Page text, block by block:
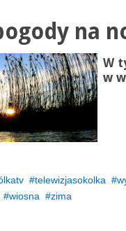
na
W
w
telewizjasokolka
wiosna
zima